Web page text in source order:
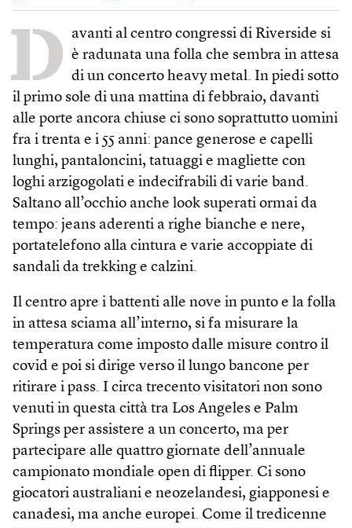
D
avanti al centro congressi di Riverside si
è radunata una folla che sembra in attesa
di un concerto heavy metal. In piedi sotto
il primo sole di una mattina di febbraio, davanti
alle porte ancora chiuse ci sono soprattutto uomini
fra i trenta e i 55 anni: pance generose e capelli
lunghi, pantaloncini, tatuaggi e magliette con
loghi arzigogolati e indecifrabili di varie band.
Saltano all’occhio anche look superati ormai da
tempo: jeans aderenti a righe bianche e nere,
portatelefono alla cintura e varie accoppiate di
sandali da trekking e calzini.
Il centro apre i battenti alle nove in punto e la folla
in attesa sciama all’interno, si fa misurare la
temperatura come imposto dalle misure contro il
covid e poi si dirige verso il lungo bancone per
ritirare i pass. I circa trecento visitatori non sono
venuti in questa città tra Los Angeles e Palm
Springs per assistere a un concerto, ma per
partecipare alle quattro giornate dell’annuale
campionato mondiale open di flipper. Ci sono
giocatori australiani e neozelandesi, giapponesi e
canadesi, ma anche europei. Come il tredicenne